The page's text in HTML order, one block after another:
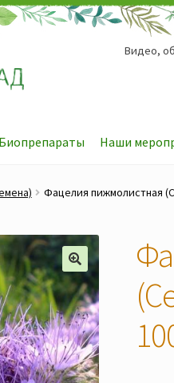
Видео,
Биопрепараты Наши
Фацелия пижмолистная